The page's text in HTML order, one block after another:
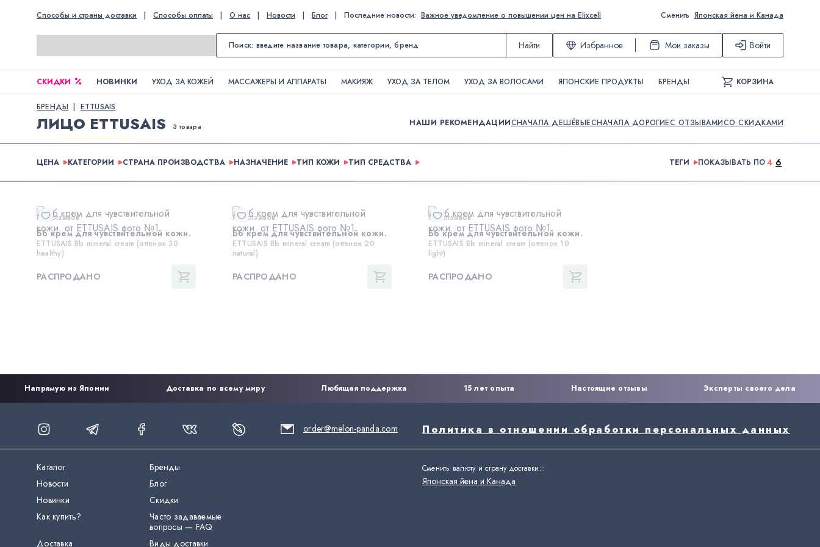
Способы и страны доставки | Способы оплаты | О нас | Новости | Блог | Последние новости: Важное уведомление о повышении цен на Elixcell Сменить Японская йена и Канада
Найти Избранное Мои заказы Войти
СКИДКИ НОВИНКИ УХОД ЗА КОЖЕЙ МАССАЖЕРЫ И АППАРАТЫ МАКИЯЖ УХОД ЗА ТЕЛОМ УХОД ЗА ВОЛОСАМИ ЯПОНСКИЕ ПРОДУКТЫ БРЕНДЫ КОРЗИНА
БРЕНДЫ ETTUSAIS
ЛИЦО ETTUSAIS 3 товара НАШИ РЕКОМЕНДАЦИИСНАЧАЛА ДЕШЁВЫЕСНАЧАЛА ДОРОГИЕС ОТЗЫВАМИСО СКИДКАМИ
ЦЕНА КАТЕГОРИИ СТРАНА ПРОИЗВОДСТВА НАЗНАЧЕНИЕ ТИП КОЖИ ТИП СРЕДСТВА ТЕГИ ПОКАЗЫВАТЬ ПО4 6
Нет отзывов
Бб крем для чувствительной кожи.
ETTUSAIS Bb mineral cream (оттенок 30
healthy)
РАСПРОДАНО
Нет отзывов
Бб крем для чувствительной кожи.
ETTUSAIS Bb mineral cream (оттенок 20
natural)
РАСПРОДАНО
Нет отзывов
Бб крем для чувствительной кожи.
ETTUSAIS Bb mineral cream (оттенок 10
light)
РАСПРОДАНО
Напрямую из Японии Доставка по всему миру Любящая поддержка 15 лет опыта Настоящие отзывы Эксперты своего дела
order@melon-panda.com Политика в отношении обработки персональных данных
Каталог
Бренды
Новости
Блог
Новинки
Скидки
Как купить?
Часто задаваемые
вопросы — FAQ
Доставка
Виды доставки
Сменить валюту и страну доставки::
Японская йена и Канада